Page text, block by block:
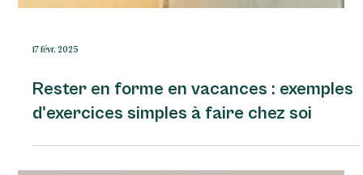
17 févr. 2025
Rester en forme en vacances : exemples
d'exercices simples à faire chez soi